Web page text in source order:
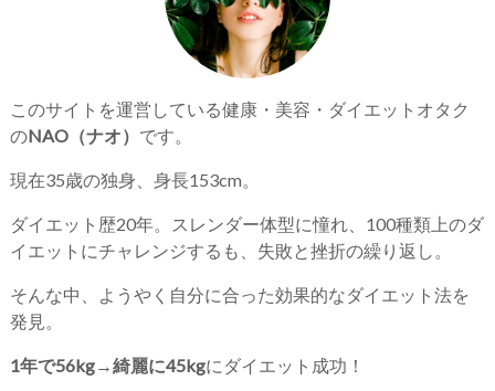
このサイトを運営している健康・美容・ダイエットオタク
のNAO（ナオ） です。
現在35歳の独身、身長153cm。
ダイエット歴20年。スレンダー体型に憧れ、100種類上のダ
イエットにチャレンジするも、失敗と挫折の繰り返し。
そんな中、ようやく自分に合った効果的なダイエット法を
発見。
1年で56kg→綺麗に45kgにダイエット成功！